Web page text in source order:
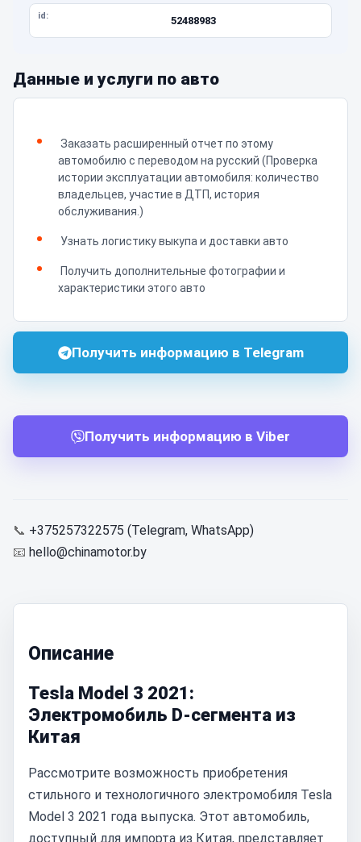
id: 52488983
Данные и услуги по авто
Заказать расширенный отчет по этому
автомобилю с переводом на русский (Проверка
истории эксплуатации автомобиля: количество
владельцев, участие в ДТП, история
обслуживания.)
Узнать логистику выкупа и доставки авто
Получить дополнительные фотографии и
характеристики этого авто
Получить информацию в Telegram
Получить информацию в Viber
📞 +375257322575 (Telegram, WhatsApp)
📧 hello@chinamotor.by
Описание
Tesla Model 3 2021:
Электромобиль D-сегмента из
Китая
Рассмотрите возможность приобретения
стильного и технологичного электромобиля Tesla
Model 3 2021 года выпуска. Этот автомобиль,
доступный для импорта из Китая, представляет